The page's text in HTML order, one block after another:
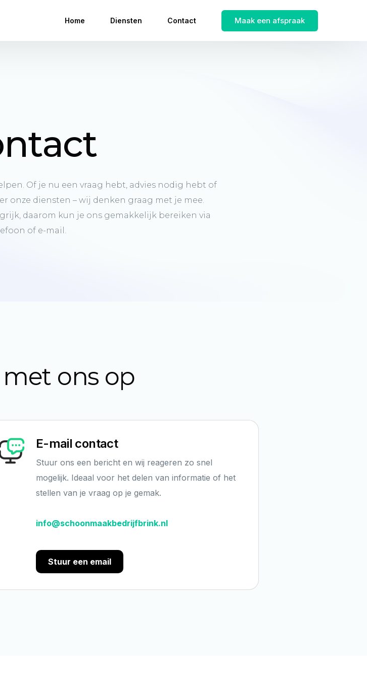
Home Diensten Contact Maak een afspraak
Of je nu een vraag hebt, advies nodig hebt of
onze diensten – wij denken graag met je mee.
daarom kun je ons gemakkelijk bereiken via
of e-mail.
ons op
E-mail contact
Stuur ons een bericht en wij reageren zo snel
mogelijk. Ideaal voor het delen van informatie of het
stellen van je vraag op je gemak.
info@schoonmaakbedrijfbrink.nl
Stuur een email